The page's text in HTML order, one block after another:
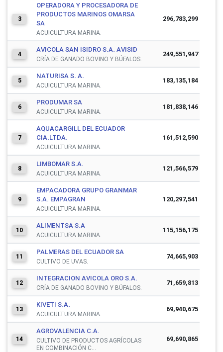
3
OPERADORA Y PROCESADORA DE
PRODUCTOS MARINOS OMARSA
SA
ACUICULTURA MARINA.
296,783,299
4
AVICOLA SAN ISIDRO S.A. AVISID
CRÍA DE GANADO BOVINO Y BÚFALOS.
249,551,947
5
NATURISA S. A.
ACUICULTURA MARINA.
183,135,184
6
PRODUMAR SA
ACUICULTURA MARINA.
181,838,146
7
AQUACARGILL DEL ECUADOR
CIA.LTDA.
ACUICULTURA MARINA.
161,512,590
8
LIMBOMAR S.A.
ACUICULTURA MARINA.
121,566,579
9
EMPACADORA GRUPO GRANMAR
S.A. EMPAGRAN
ACUICULTURA MARINA.
120,297,541
10
ALIMENTSA S.A
ACUICULTURA MARINA.
115,156,175
11
PALMERAS DEL ECUADOR SA
CULTIVO DE UVAS.
74,665,903
12
INTEGRACION AVICOLA ORO S.A.
CRÍA DE GANADO BOVINO Y BÚFALOS.
71,659,813
13
KIVETI S.A.
ACUICULTURA MARINA.
69,940,675
14
AGROVALENCIA C.A.
CULTIVO DE PRODUCTOS AGRÍCOLAS
EN COMBINACIÓN C...
69,690,865